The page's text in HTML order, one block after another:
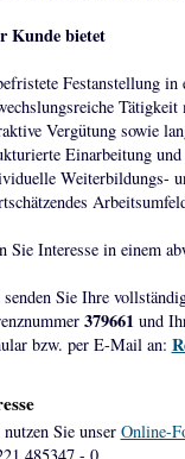
Kunde bietet
Festanstellung
Vergütung sowie
Einarbeitung
Weiterbildungs-
Sie Interesse in einem
senden Sie Ihre
379661und
bzw. per E-Mail an:
Sie unser Online-